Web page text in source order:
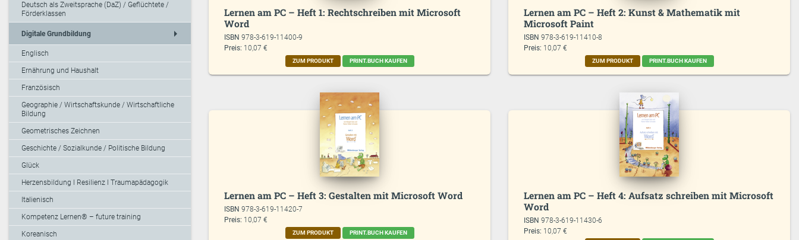
Deutsch als Zweitsprache (DaZ) / Geflüchtete /
Förderklassen
Digitale Grundbildung arrow_right
Englisch
Ernährung und Haushalt
Französisch
Geographie / Wirtschaftskunde / Wirtschaftliche
Bildung
Geometrisches Zeichnen
Geschichte / Sozialkunde / Politische Bildung
Glück
Herzensbildung I Resilienz I Traumapädagogik
Italienisch
Kompetenz Lernen® – future training
Koreanisch
Lernen am PC – Heft 1: Rechtschreiben mit Microsoft
Word
ISBN978-3-619-11400-9
Preis: 10,07 €
ZUM PRODUKT PRINT.BUCH KAUFEN
Lernen am PC – Heft 2: Kunst & Mathematik mit
Microsoft Paint
ISBN978-3-619-11410-8
Preis: 10,07 €
ZUM PRODUKT PRINT.BUCH KAUFEN
Lernen am PC – Heft 3: Gestalten mit Microsoft Word
ISBN978-3-619-11420-7
Preis: 10,07 €
ZUM PRODUKT PRINT.BUCH KAUFEN
Lernen am PC – Heft 4: Aufsatz schreiben mit Microsoft
Word
ISBN978-3-619-11430-6
Preis: 10,07 €